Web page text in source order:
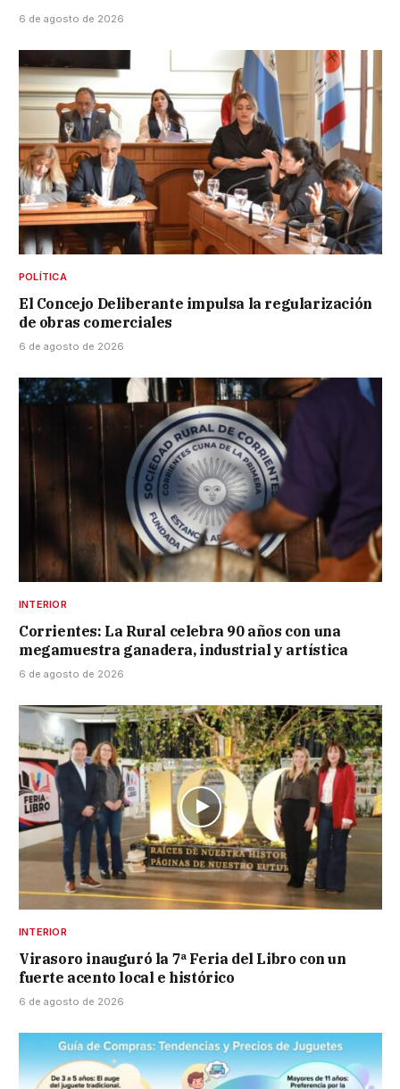
6 de agosto de 2026
POLÍTICA
El Concejo Deliberante impulsa la regularización
de obras comerciales
6 de agosto de 2026
INTERIOR
Corrientes: La Rural celebra 90 años con una
megamuestra ganadera, industrial y artística
6 de agosto de 2026
INTERIOR
Virasoro inauguró la 7ª Feria del Libro con un
fuerte acento local e histórico
6 de agosto de 2026